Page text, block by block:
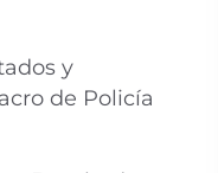
y
de Policía